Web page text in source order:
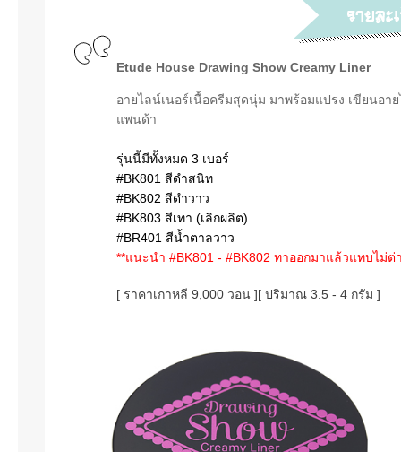
Etude House Drawing Show Creamy Liner
อายไลน์เนอร์เนื้อครีมสุดนุ่ม มาพร้อมแปรง เขียนอ
แพนด้า
รุ่นนี้มีทั้งหมด 3 เบอร์
#BK801 สีดำสนิท
#BK802 สีดำวาว
#BK803 สีเทา (เลิกผลิต)
#BR401 สีน้ำตาลวาว
**แนะนำ #BK801 - #BK802 ทาออกมาแล้วแทบไม่ต่
[ ราคาเกาหลี 9,000 วอน ][ ปริมาณ 3.5 - 4 กรัม ]